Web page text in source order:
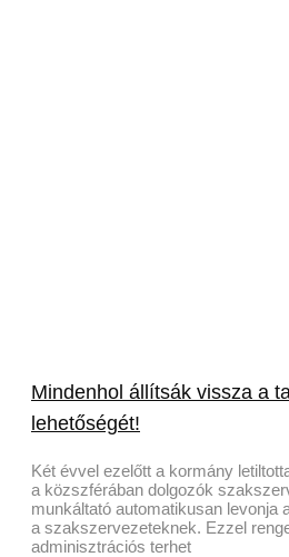
Mindenhol állítsák vissza a
lehetőségét!
Két évvel ezelőtt a kormány
a közszférában dolgozók
munkáltató automatikusan levonja
a szakszervezeteknek. Ezzel
adminisztrációs terhet